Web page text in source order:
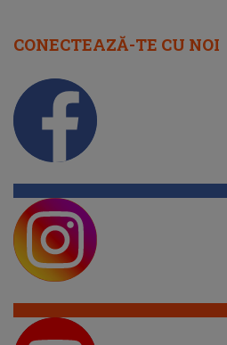
CONECTEAZĂ-TE CU NOI